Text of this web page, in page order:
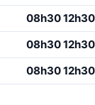
08h30
08h30
08h30